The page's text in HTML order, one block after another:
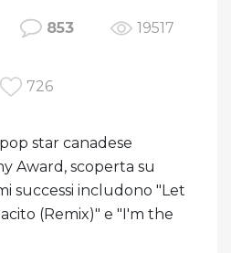
853 19517
726
star canadese
Award, scoperta su
successi includono "Let
(Remix)" e "I'm the